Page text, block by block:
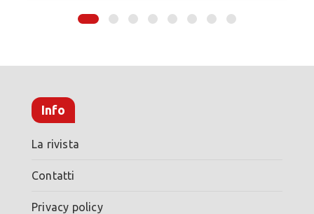
Info
La rivista
Contatti
Privacy policy